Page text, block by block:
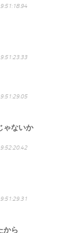
ゃないか
から